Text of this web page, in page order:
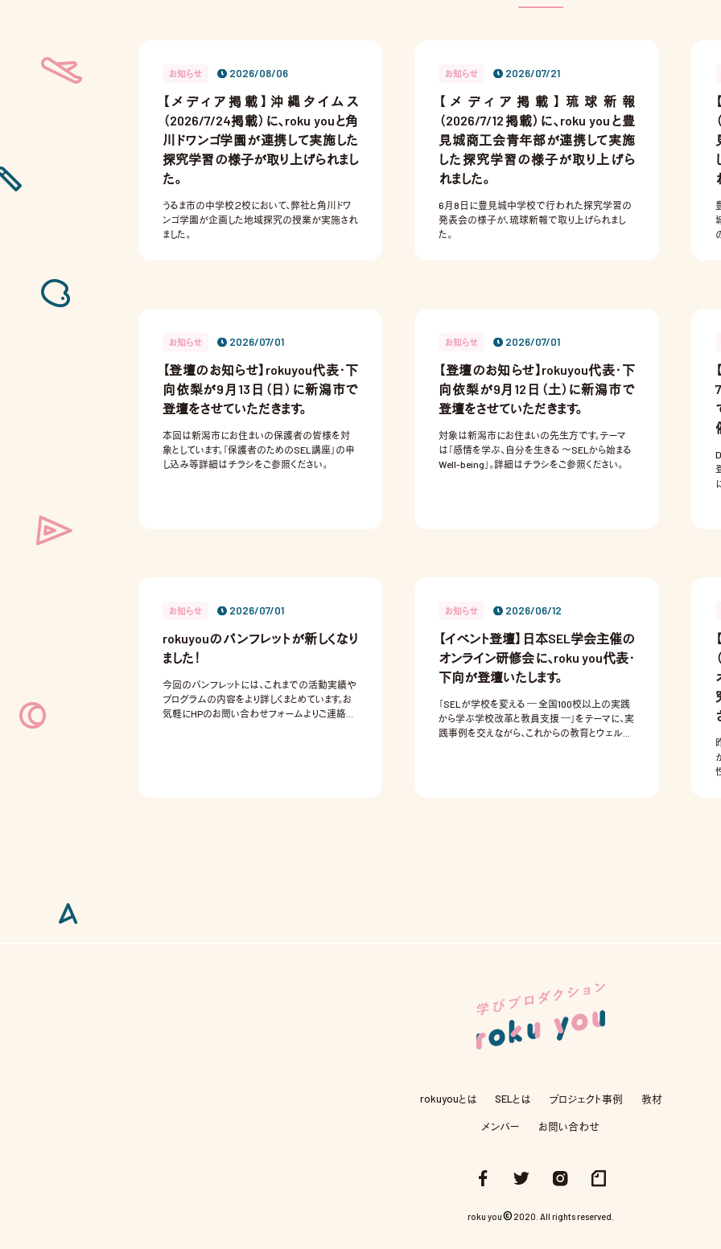
お知らせ 2026/08/06
【メディア掲載】沖縄タイムス
（2026/7/24掲載）に、roku youと角
川ドワンゴ学園が連携して実施した
探究学習の様子が取り上げられまし
た。
うるま市の中学校２校において、弊社と角川ドワ
ンゴ学園が企画した地域探究の授業が実施され
ました。
お知らせ 2026/07/21
【メディア掲載】琉球新報
（2026/7/12掲載）に、roku youと豊
見城商工会青年部が連携して実施
した探究学習の様子が取り上げら
れました。
6月8日に豊見城中学校で行われた探究学習の
発表会の様子が、琉球新報で取り上げられまし
た。
お知らせ 2026/07/01
【登壇のお知らせ】rokuyou代表・下
向依梨が9月13日（日）に新潟市で
登壇をさせていただきます。
本回は新潟市にお住まいの保護者の皆様を対
象としています。「保護者のためのSEL講座」の申
し込み等詳細はチラシをご参照ください。
お知らせ 2026/07/01
【登壇のお知らせ】rokuyou代表・下
向依梨が9月12日（土）に新潟市で
登壇をさせていただきます。
対象は新潟市にお住まいの先生方です。テーマ
は「感情を学ぶ、自分を生きる ～SELから始まる
Well-being」。詳細はチラシをご参照ください。
お知らせ 2026/07/01
rokuyouのパンフレットが新しくなり
ました！
今回のパンフレットには、これまでの活動実績や
プログラムの内容をより詳しくまとめています。お
気軽にHPのお問い合わせフォームよりご連絡く
お知らせ 2026/06/12
【イベント登壇】日本SEL学会主催の
オンライン研修会に、roku you代表・
下向が登壇いたします。
「SELが学校を変える ― 全国100校以上の実践
から学ぶ学校改革と教員支援 ―」をテーマに、実
践事例を交えながら、これからの教育とウェルビ
rokuyouとは SELとは プロジェクト事例 教材
メンバー お問い合わせ
roku you© 2020. All rights reserved.